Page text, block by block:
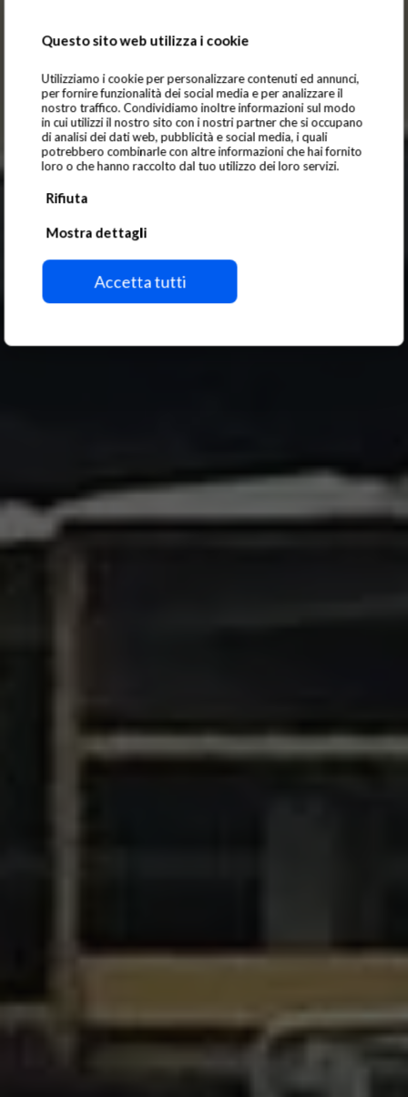
Questo sito web utilizza i cookie
Utilizziamo i cookie per personalizzare contenuti ed annunci,
per fornire funzionalità dei social media e per analizzare il
nostro traffico. Condividiamo inoltre informazioni sul modo
in cui utilizzi il nostro sito con i nostri partner che si occupano
di analisi dei dati web, pubblicità e social media, i quali
potrebbero combinarle con altre informazioni che hai fornito
loro o che hanno raccolto dal tuo utilizzo dei loro servizi.
Rifiuta
Mostra dettagli
Accetta tutti
Billets, Beam
Blanks, and Bars